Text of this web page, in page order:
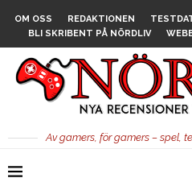
OM OSS REDAKTIONEN
BLI SKRIBENT PÅ NÖRDLIV
Av gamers, för gamers – spel,